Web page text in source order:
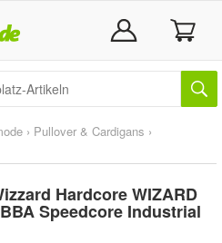
› Pullover & Cardigans ›
Hardcore WIZARD
Speedcore Industrial